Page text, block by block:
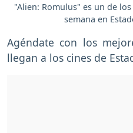
"Alien: Romulus" es un de
semana en
Agéndate con los
llegan a los cines de